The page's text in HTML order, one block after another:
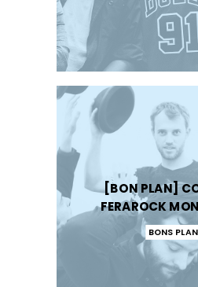
[BON PLAN]
FERAROCK
BONS